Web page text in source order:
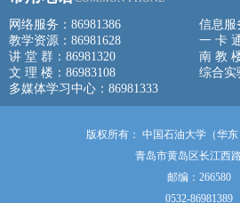
网络服务：86981386
信息服
教学资源：86981628
一 卡
讲 堂 群：86981320
南 教
文 理 楼：86983108
综合实
多媒体学习中心：86981333
版权所有： 中国石油大学（华
青岛市黄岛区长江西
邮编：266580
0532-86981389